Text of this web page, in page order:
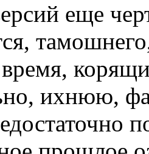
еще
ихнюю,